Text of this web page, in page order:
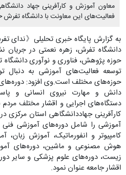
معاون آموزش و کارآفرینی جهاد
فعالیت‌های این معاونت با دانشگاه تفرش
به گزارش پایگاه خبری تحلیلی《ندای
دانشگاه تفرش، زهره نعمتی در
حوزه پژوهش، فناوری و نوآوری
توسعه فعالیت‌های آموزشی به دنبال
حوزه‌های مختلف است.وی افزود:
دانش و مهارت نیروی انسانی و
دستگاه‌های اجرایی و اقشار مختلف
کارآفرینی جهاددانشگاهی استان مرکزی
آموزشی را شامل دوره‌های آموزشی
کامپیوتر و انفورماتیک، آموزش
هوش مصنوعی و ماشین، دوره‌های
زیست، دوره‌های علوم پزشکی و سایر
اقشار جامعه عنوان نمود.